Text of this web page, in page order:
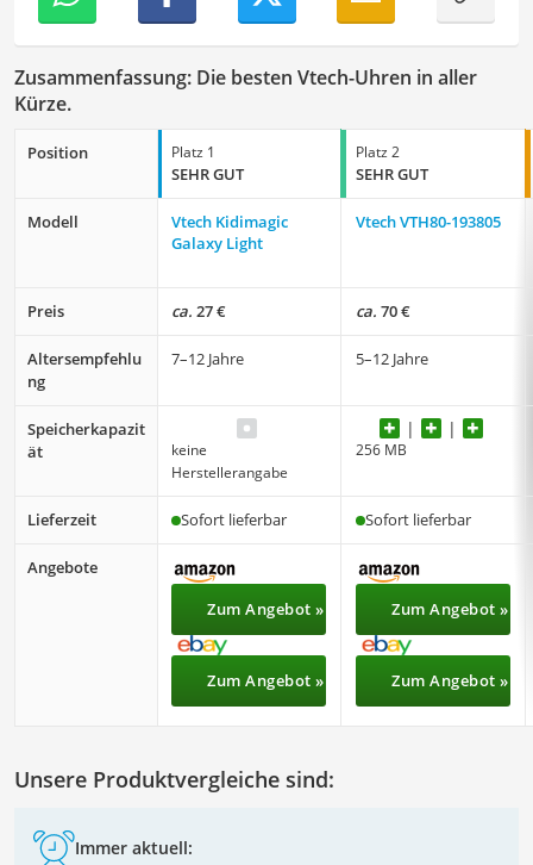
Zusammenfassung: Die besten Vtech-Uhren in aller
Kürze.
Position Platz 1
SEHR GUT
Platz 2
SEHR GUT
Modell
Vtech Kidimagic
Galaxy Light
Vtech VTH80-193805
Preis ca. 27 € ca. 70 €
Altersempfehlu
ng
7–12 Jahre 5–12 Jahre
Speicherkapazit
ät
keine
Herstellerangabe
256 MB
Lieferzeit Sofort lieferbar Sofort lieferbar
Angebote
Zum Angebot »
Zum Angebot »
Zum Angebot »
Zum Angebot »
Unsere Produktvergleiche sind:
Immer aktuell: